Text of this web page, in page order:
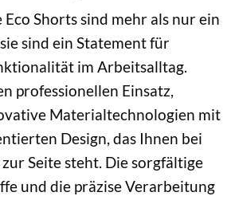
Shorts sind mehr als nur ein
sind ein Statement für
im Arbeitsalltag.
professionellen Einsatz,
Materialtechnologien mit
Design, das Ihnen bei
Seite steht. Die sorgfältige
und die präzise Verarbeitung